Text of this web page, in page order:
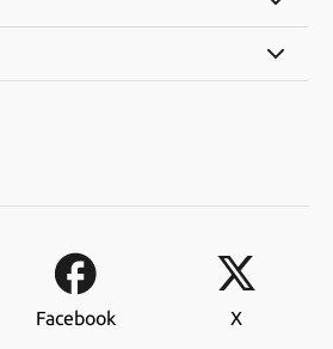
Facebook X